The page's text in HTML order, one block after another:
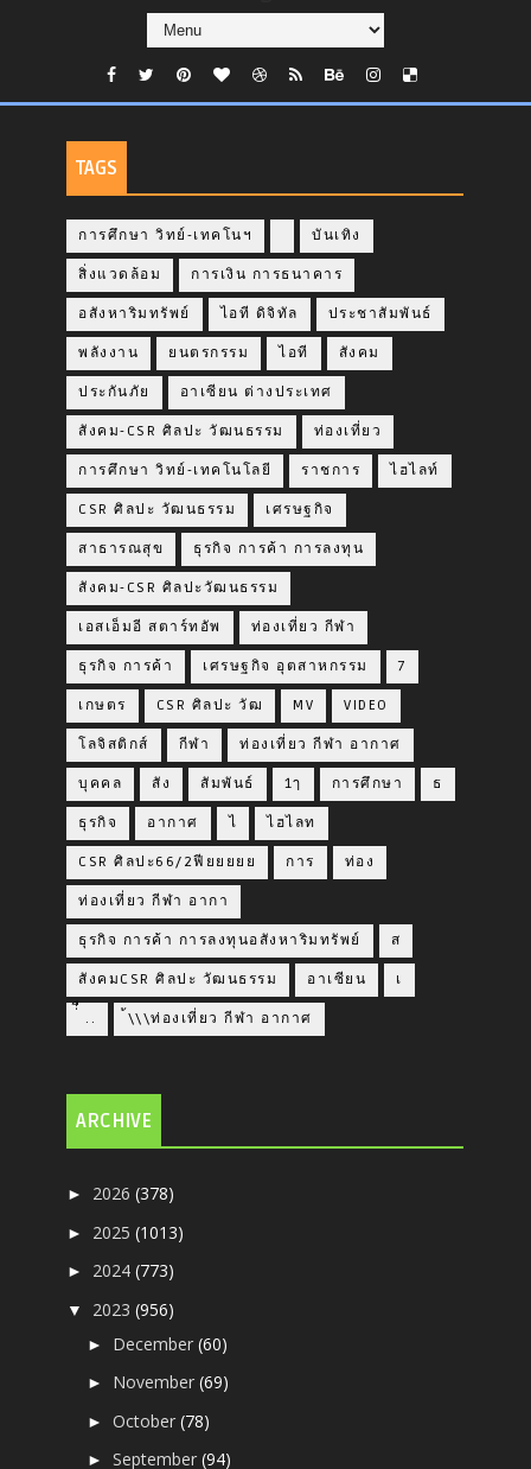
TAGS
การศึกษา วิทย์-เทคโนฯ บันเทิง
สิ่งแวดล้อม การเงิน การธนาคาร
อสังหาริมทรัพย์ ไอที ดิจิทัล ประชาสัมพันธ์
พลังงาน ยนตรกรรม ไอที สังคม
ประกันภัย อาเซียน ต่างประเทศ
สังคม-CSR ศิลปะ วัฒนธรรม ท่องเที่ยว
การศึกษา วิทย์-เทคโนโลยี ราชการ ไฮไลท์
CSR ศิลปะ วัฒนธรรม เศรษฐกิจ
สาธารณสุข ธุรกิจ การค้า การลงทุน
สังคม-CSR ศิลปะวัฒนธรรม
เอสเอ็มอี สตาร์ทอัพ ท่องเที่ยว กีฬา
ธุรกิจ การค้า เศรษฐกิจ อุตสาหกรรม 7
เกษตร CSR ศิลปะ วัฒ MV VIDEO
โลจิสติกส์ กีฬา ท่องเที่ยว กีฬา อากาศ
บุคคล สัง สัมพันธ์ 1ๅ การศึกษา ธ
ธุรกิจ อากาศ ไ ไฮไลท
CSR ศิลปะ66/2ฟียยยยย การ ท่อง
ท่องเที่ยว กีฬา อากา
ธุรกิจ การค้า การลงทุนอสังหาริมทรัพย์ ส
สังคมCSR ศิลปะ วัฒนธรรม อาเซียน เ
่่ื​ .. ้\\\ท่องเที่ยว กีฬา อากาศ
ARCHIVE
► 2026(378)
► 2025(1013)
► 2024(773)
▼ 2023(956)
► December(60)
► November(69)
►October(78)
►September(94)